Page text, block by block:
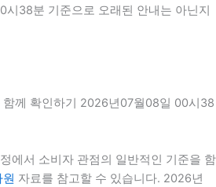
38분 기준으로 오래된 안내는 아닌지
함께 확인하기 2026년07월08일 00시38
에서 소비자 관점의 일반적인 기준을 함
자료를 참고할 수 있습니다. 2026년